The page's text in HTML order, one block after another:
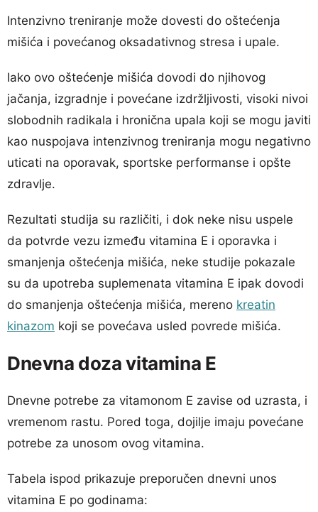
Intenzivno treniranje može dovesti do oštećenja
mišića i povećanog oksadativnog stresa i upale.
Iako ovo oštećenje mišića dovodi do njihovog
jačanja, izgradnje i povećane izdržljivosti, visoki nivoi
slobodnih radikala i hronična upala koji se mogu javiti
kao nuspojava intenzivnog treniranja mogu negativno
uticati na oporavak, sportske performanse i opšte
zdravlje.
Rezultati studija su različiti, i dok neke nisu uspele
da potvrde vezu između vitamina E i oporavka i
smanjenja oštećenja mišića, neke studije pokazale
su da upotreba suplemenata vitamina E ipak dovodi
do smanjenja oštećenja mišića, mereno kreatin
kinazom koji se povećava usled povrede mišića.
Dnevna doza vitamina E
Dnevne potrebe za vitamonom E zavise od uzrasta, i
vremenom rastu. Pored toga, dojilje imaju povećane
potrebe za unosom ovog vitamina.
Tabela ispod prikazuje preporučen dnevni unos
vitamina E po godinama: